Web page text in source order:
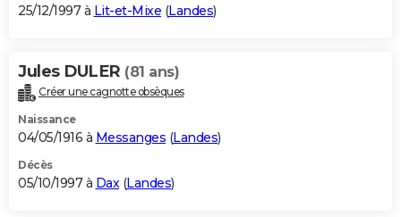
25/12/1997 à Lit-et-Mixe (Landes)
Jules DULER (81 ans)
Créer une cagnotte obsèques
Naissance
04/05/1916 à Messanges (Landes)
Décès
05/10/1997 à Dax(Landes)